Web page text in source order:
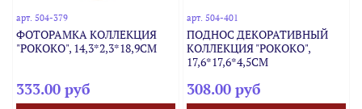
арт.504-379
ФОТОРАМКА КОЛЛЕКЦИЯ
"РОКОКО", 14,3*2,3*18,9CM
333.00 руб
арт. 504-401
ПОДНОС ДЕКОРАТИВНЫЙ
КОЛЛЕКЦИЯ "РОКОКО",
17,6*17,6*4,5CM
308.00 руб